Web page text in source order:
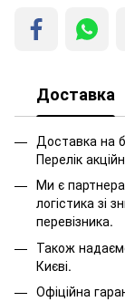
Доставка
Доставка на
Перелік
Ми є
логістика зі
перевізника.
Також
Києві.
Офіційна